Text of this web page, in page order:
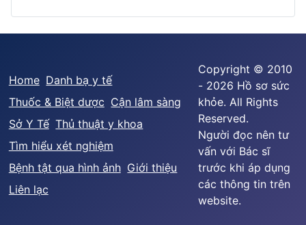
Home Danh bạ y tế
Thuốc & Biệt dược Cận lâm sàng
Sở Y Tế Thủ thuật y khoa
Tìm hiểu xét nghiệm
Bệnh tật qua hình ảnh Giới thiệu
Liên lạc
Copyright © 2010
- 2026 Hồ sơ sức
khỏe. All Rights
Reserved.
Người đọc nên tư
vấn với Bác sĩ
trước khi áp dụng
các thông tin trên
website.